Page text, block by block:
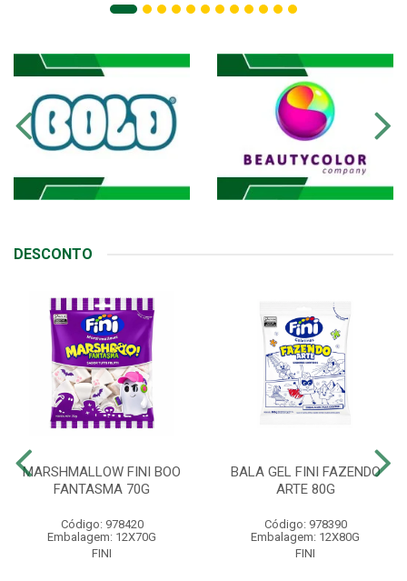
DESCONTO
MARSHMALLOW FINI BOO
FANTASMA 70G
Código: 978420
Embalagem: 12X70G
FINI
BALA GEL FINI FAZENDO
ARTE 80G
Código: 978390
Embalagem: 12X80G
FINI